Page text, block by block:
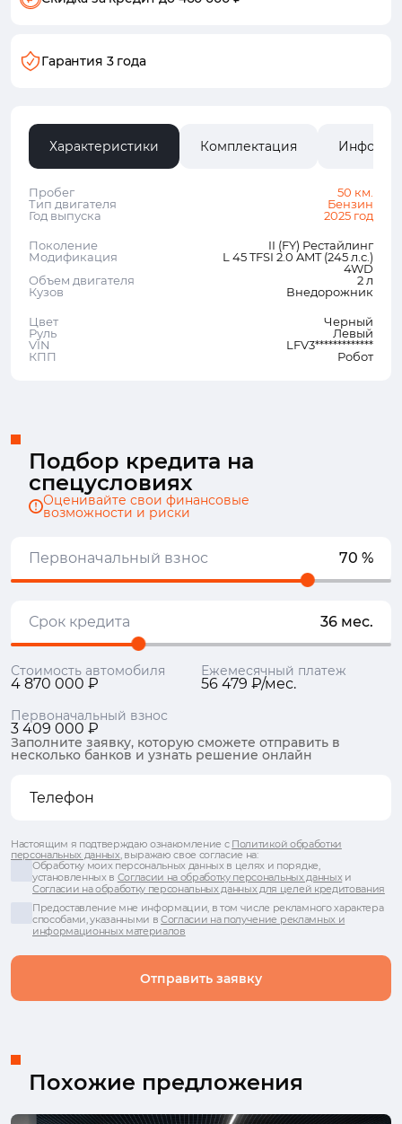
Гарантия 3 года
Характеристики Комплектация
Пробег
50 км.
Тип двигателя
Бензин
Год выпуска
2025 год
Поколение
II (FY) Рестайлинг
Модификация
L 45 TFSI 2.0 AMT (245 л.с.)
4WD
Объем двигателя
2 л
Кузов
Внедорожник
Цвет
Черный
Руль
Левый
VIN
LFV3*************
КПП
Робот
Подбор кредита на
спецусловиях
Оценивайте свои финансовые
возможности и риски
Первоначальный взнос 70 %
Срок кредита 36 мес.
Стоимость автомобиля
4 870 000 ₽
Ежемесячный платеж
56 479 ₽/мес.
Первоначальный взнос
3 409 000 ₽
Заполните заявку, которую сможете отправить в
несколько банков и узнать решение онлайн
Отправить заявку
Настоящим я подтверждаю ознакомление с Политикой обработки
персональных данных, выражаю свое согласие на:
Обработку моих персональных данных в целях и порядке,
установленных в Согласии на обработку персональных данныхи
Согласии на обработку персональных данных для целей кредитования
Предоставление мне информации, в том числе рекламного характера
способами, указанными вСогласии на получение рекламных и
информационных материалов
Похожие предложения